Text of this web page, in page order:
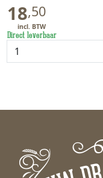
18,50
Direct leverbaar